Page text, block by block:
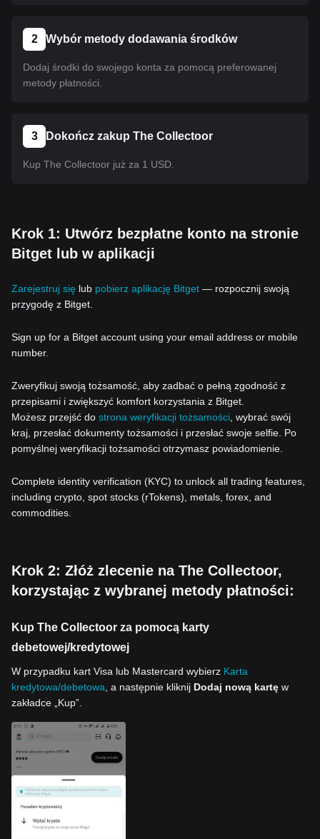
2 Wybór metody dodawania środków
Dodaj środki do swojego konta za pomocą preferowanej
metody płatności.
3 Dokończ zakup The Collectoor
Kup The Collectoor już za 1 USD.
Krok 1: Utwórz bezpłatne konto na stronie
Bitget lub w aplikacji
Zarejestruj się lub pobierz aplikację Bitget — rozpocznij swoją
przygodę z Bitget.
Sign up for a Bitget account using your email address or mobile
number.
Zweryfikuj swoją tożsamość, aby zadbać o pełną zgodność z
przepisami i zwiększyć komfort korzystania z Bitget.
Możesz przejść do strona weryfikacji tożsamości , wybrać swój
kraj, przesłać dokumenty tożsamości i przesłać swoje selfie. Po
pomyślnej weryfikacji tożsamości otrzymasz powiadomienie.
Complete identity verification (KYC) to unlock all trading features,
including crypto, spot stocks (rTokens), metals, forex, and
commodities.
Krok 2: Złóż zlecenie na The Collectoor,
korzystając z wybranej metody płatności:
Kup The Collectoor za pomocą karty
debetowej/kredytowej
W przypadku kart Visa lub Mastercard wybierz Karta
kredytowa/debetowa , a następnie kliknij Dodaj nową kartę w
zakładce „Kup”.